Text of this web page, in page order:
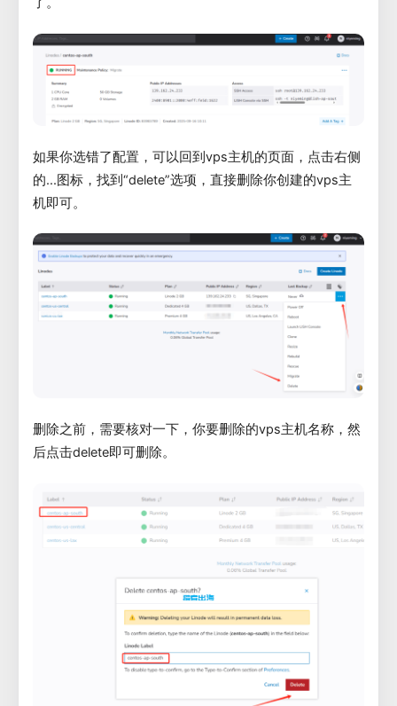
如果你选错了配置，可以回到vps主机的页面，点击右侧
的...图标，找到“delete”选项，直接删除你创建的vps主
机即可。
删除之前，需要核对一下，你要删除的vps主机名称，然
后点击delete即可删除。